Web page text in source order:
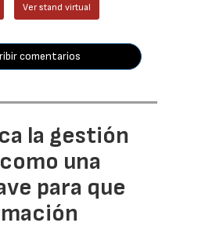
Ver stand virtual
comentarios
la gestión
una
para que